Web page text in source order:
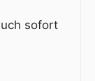
sofort